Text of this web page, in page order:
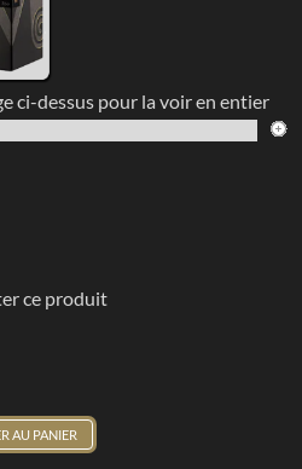
ci-dessus pour la voir en entier
ce produit
AU PANIER